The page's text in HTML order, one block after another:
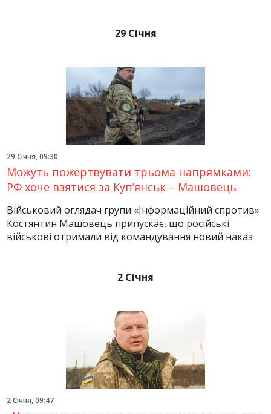
29 Січня
29 Січня, 09:30
Можуть пожертвувати трьома напрямками:
РФ хоче взятися за Куп’янськ – Машовець
Військовий оглядач групи «Інформаційний спротив»
Костянтин Машовець припускає, що російські
військові отримали від командування новий наказ
2 Січня
2 Січня, 09:47